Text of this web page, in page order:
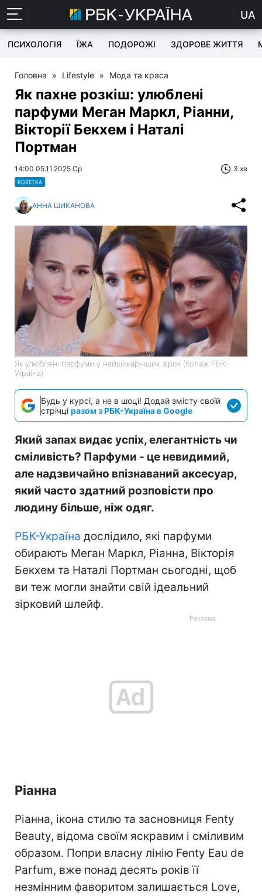
UA
ПСИХОЛОГІЯ ЇЖА ПОДОРОЖІ ЗДОРОВЕ ЖИТТЯ
Головна » Lifestyle » Мода та краса
Як пахне розкіш: улюблені
парфуми Меган Маркл, Ріанни,
Вікторії Бекхем і Наталі
Портман
14:00 05.11.2025 Ср 3 хв
ROZETKA
АННА ШИКАНОВА
Як улюблені парфуми у найшикарніших зірок (Колаж РБК-
Україна)
Будь у курсі, а не в шоці! Додай змісту своїй
стрічці разом з РБК-Україна в Google
Який запах видає успіх, елегантність чи
сміливість? Парфуми - це невидимий,
але надзвичайно впізнаваний аксесуар,
який часто здатний розповісти про
людину більше, ніж одяг.
РБК-Україна дослідило, які парфуми
обирають Меган Маркл, Ріанна, Вікторія
Бекхем та Наталі Портман сьогодні, щоб
ви теж могли знайти свій ідеальний
зірковий шлейф.
Ріанна
Ріанна, ікона стилю та засновниця Fenty
Beauty, відома своїм яскравим і сміливим
образом. Попри власну лінію Fenty Eau de
Parfum, вже понад десять років її
незмінним фаворитом залишається Love,